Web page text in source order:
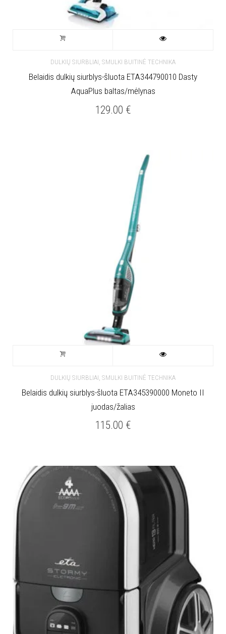
DULKIŲ SIURBLIAI SMULKI BUITINĖ TECHNIKA
Belaidis dulkių siurblys-šluota ETA344790010 Dasty
AquaPlus baltas/mėlynas
129.00 €
DULKIŲ SIURBLIAI SMULKI BUITINĖ TECHNIKA
Belaidis dulkių siurblys-šluota ETA345390000 Moneto II
juodas/žalias
115.00 €